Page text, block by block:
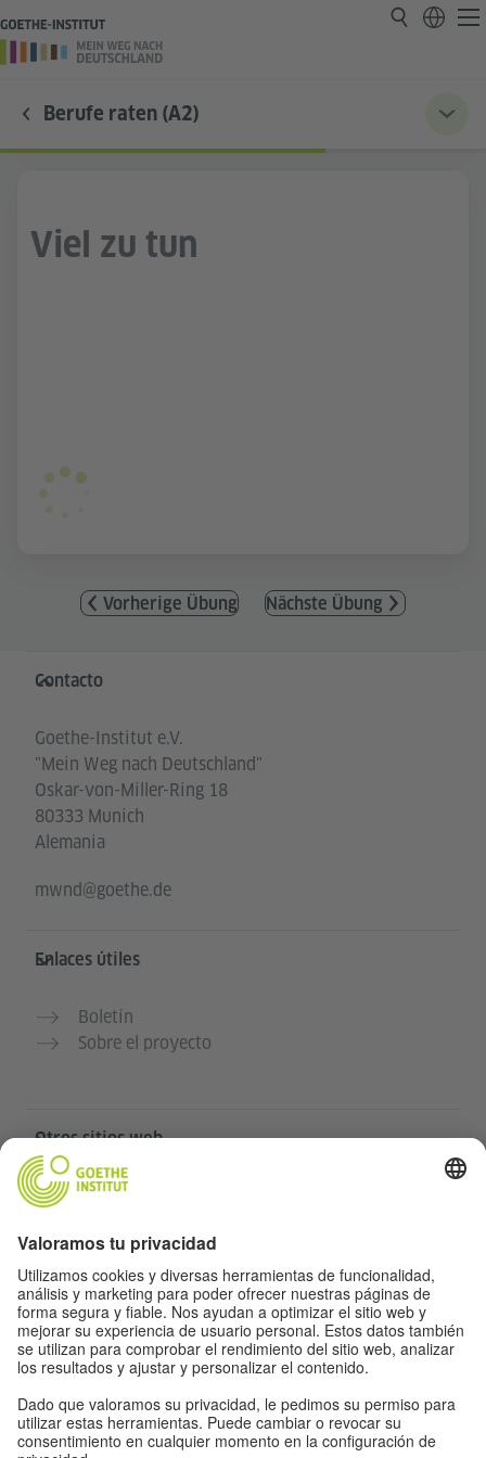
Berufe raten (A2)
Viel zu tun
Vorherige Übung Nächste Übung
Service- und Informationsbereich
Contacto
Goethe-Institut e.V.
"Mein Weg nach Deutschland"
Oskar-von-Miller-Ring 18
80333 Munich
Alemania
mwnd@goethe.de
Enlaces útiles
Boletín
Sobre el proyecto
Otros sitios web
Community „Deutsch für dich“
Cursos de alemán del Goethe-Institut
Portal para docentes “Deutschstunde”
Privacidad y accesibilidad
Protección de datos y accesibilidad
Accesibilidad